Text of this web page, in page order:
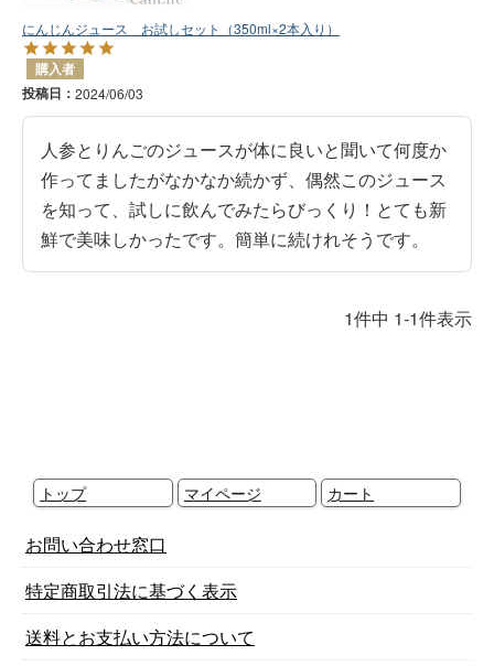
にんじんジュース お試しセット（350ml×2本入り）
購入者
投稿日
2024/06/03
人参とりんごのジュースが体に良いと聞いて何度か
作ってましたがなかなか続かず、偶然このジュース
を知って、試しに飲んでみたらびっくり！とても新
鮮で美味しかったです。簡単に続けれそうです。
1件中 1-1件表示
トップ マイページ カート
お問い合わせ窓口
特定商取引法に基づく表示
送料とお支払い方法について